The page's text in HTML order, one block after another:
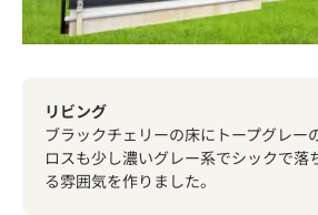
リビング
ブラックチェリーの床にトープグレー
ロスも少し濃いグレー系でシックで落
る雰囲気を作りました。